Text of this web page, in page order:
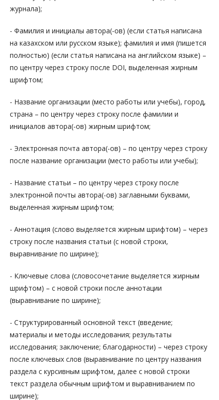
журнала);
- Фамилия и инициалы автора(-ов) (если статья написана
на казахском или русском языке); фамилия и имя (пишется
полностью) (если статья написана на английском языке) –
по центру через строку после DOI, выделенная жирным
шрифтом;
- Название организации (место работы или учебы), город,
страна – по центру через строку после фамилии и
инициалов автора(-ов) жирным шрифтом;
- Электронная почта автора(-ов) – по центру через строку
после название организации (место работы или учебы);
- Название статьи – по центру через строку после
электронной почты автора(-ов) заглавными буквами,
выделенная жирным шрифтом;
- Аннотация (слово выделяется жирным шрифтом) – через
строку после названия статьи (с новой строки,
выравнивание по ширине);
- Ключевые слова (словосочетание выделяется жирным
шрифтом) – с новой строки после аннотации
(выравнивание по ширине);
- Структурированный основной текст (введение;
материалы и методы исследования; результаты
исследования; заключение; благодарности) – через строку
после ключевых слов (выравнивание по центру названия
раздела с курсивным шрифтом, далее с новой строки
текст раздела обычным шрифтом и выравниванием по
ширине);